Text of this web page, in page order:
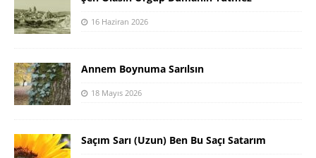
16 Haziran 2026
Annem Boynuma Sarılsın
18 Mayıs 2026
Saçım Sarı (Uzun) Ben Bu Saçı Satarım